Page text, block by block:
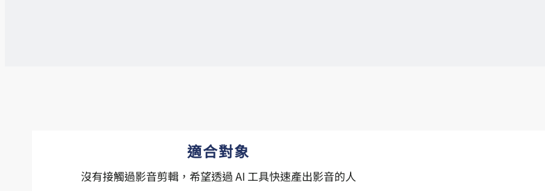
適合對象
沒有接觸過影音剪輯，希望透過 AI 工具快速產出影音的人